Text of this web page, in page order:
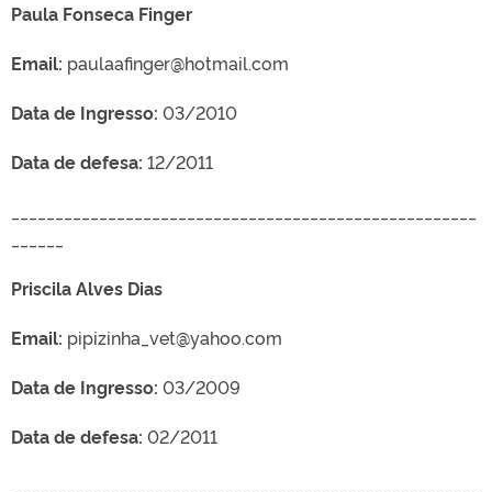
Paula Fonseca Finger
Email: paulaafinger@hotmail.com
Data de Ingresso: 03/2010
Data de defesa: 12/2011
Priscila Alves Dias
Email: pipizinha_vet@yahoo.com
Data de Ingresso: 03/2009
Data de defesa: 02/2011